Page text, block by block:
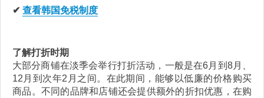
✔ 查看韩国免税制度
了解打折时期
大部分商铺在淡季会举行打折活动，一般是在6月到8月、
12月到次年2月之间。在此期间，能够以低廉的价格购买
商品。不同的品牌和店铺还会提供额外的折扣优惠，在购